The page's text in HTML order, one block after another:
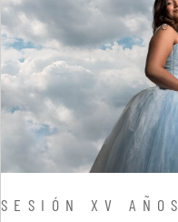
SESIÓN XV AÑOS